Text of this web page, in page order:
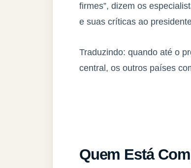
firmes”, dizem os
e suas críticas ao
Traduzindo: quando até o
central, os outros países
Quem Está